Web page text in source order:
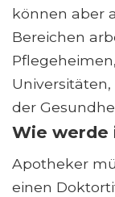
können aber
Bereichen
der
Wie werde
Apotheker
einen